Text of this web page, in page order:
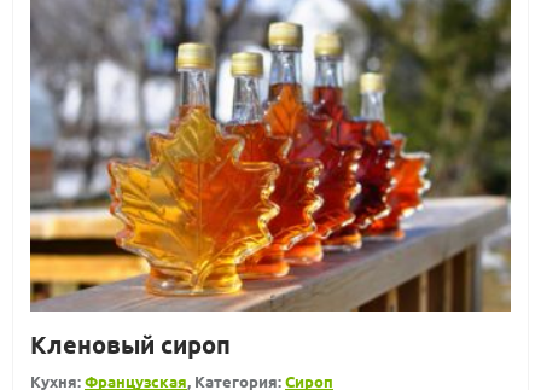
Кленовый сироп
Кухня:Французская, Категория:Сироп